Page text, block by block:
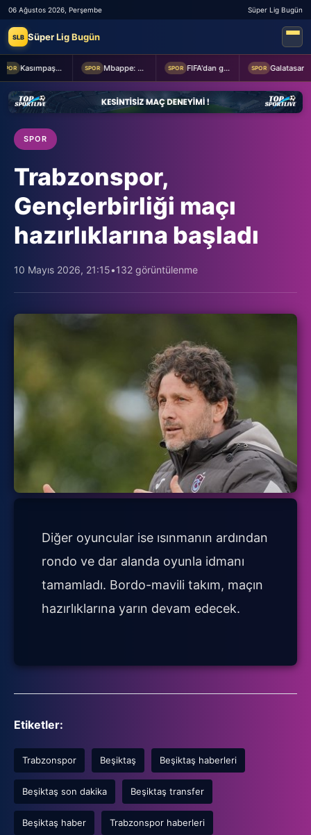
06 Ağustos 2026, Perşembe Süper Lig Bugün
SLB Süper Lig Bugün
Kasımpaşa ile Hull City hazırlık maçında berabere kaldı SPOR Mbappe: Bahis reklamlarında oynamam SPOR FIFA'dan geri adım SPOR Galatasaray taraftarından yönetime transfer tepkisi!
SPOR
Trabzonspor,
Gençlerbirliği maçı
hazırlıklarına başladı
10 Mayıs 2026, 21:15•132 görüntülenme
Diğer oyuncular ise ısınmanın ardından
rondo ve dar alanda oyunla idmanı
tamamladı. Bordo-mavili takım, maçın
hazırlıklarına yarın devam edecek.
Etiketler:
Trabzonspor Beşiktaş Beşiktaş haberleri
Beşiktaş son dakika Beşiktaş transfer
Beşiktaş haber Trabzonspor haberleri